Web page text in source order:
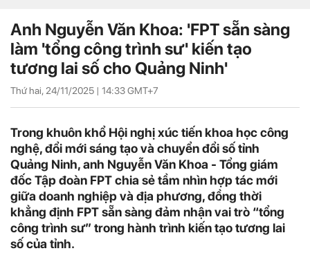
Anh Nguyễn Văn Khoa: 'FPT sẵn sàng
làm 'tổng công trình sư' kiến tạo
tương lai số cho Quảng Ninh'
Thứ hai, 24/11/2025 | 14:33GMT+7
Trong khuôn khổ Hội nghị xúc tiến khoa học công
nghệ, đổi mới sáng tạo và chuyển đổi số tỉnh
Quảng Ninh, anh Nguyễn Văn Khoa - Tổng giám
đốc Tập đoàn FPT chia sẻ tầm nhìn hợp tác mới
giữa doanh nghiệp và địa phương, đồng thời
khẳng định FPT sẵn sàng đảm nhận vai trò “tổng
công trình sư” trong hành trình kiến tạo tương lai
số của tỉnh.